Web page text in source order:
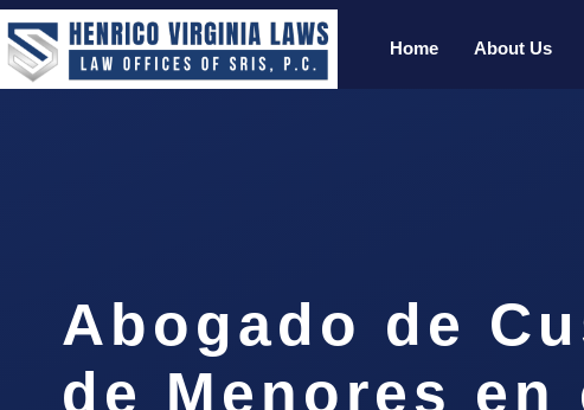
Home About Us
Abogado de
de Menores en